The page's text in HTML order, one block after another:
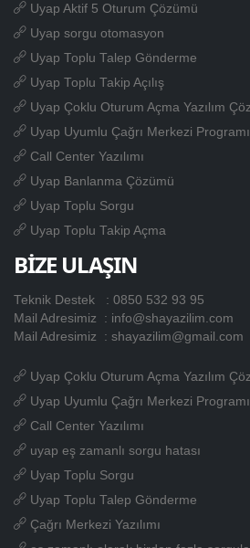
Uyap Aktif 5 Oturum Çözümü
Uyap sorgu otomasyon
Uyap Toplu Talep Gönderme
Uyap Toplu Takip Açılış
Uyap Çoklu Oturum Açma Yazılım
Uyap Uyumlu Çağrı Merkezi Programı
Call Center Yazılımı
Uyap Banlanma Çözümü
Uyap Toplu Sorgu
Uyap Toplu Takip Açma
BİZE ULAŞIN
Teknik Destek : 0850 532 93 95
Mail Adresimiz : info@shayazilim.com
Mail Adresimiz : shayazilim@gmail.com
Uyap Çoklu Oturum Açma Yazılım
Uyap Uyumlu Çağrı Merkezi Programı
Call Center Yazılımı
uyap eş zamanlı sorgu hatası
Uyap Toplu Sorgu
Uyap Toplu Talep Gönderme
Çağrı Merkezi Yazılımı